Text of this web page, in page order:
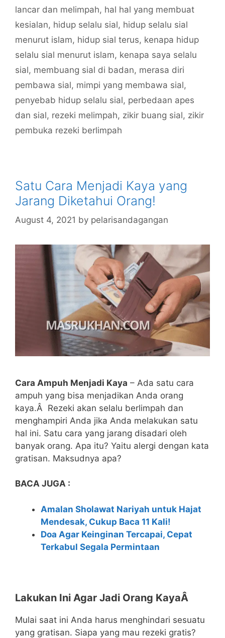
lancar dan melimpah, hal hal yang membuat
kesialan, hidup selalu sial, hidup selalu sial
menurut islam, hidup sial terus, kenapa hidup
selalu sial menurut islam, kenapa saya selalu
sial, membuang sial di badan, merasa diri
pembawa sial, mimpi yang membawa sial,
penyebab hidup selalu sial, perbedaan apes
dan sial, rezeki melimpah, zikir buang sial, zikir
pembuka rezeki berlimpah
Satu Cara Menjadi Kaya yang
Jarang Diketahui Orang!
August 4, 2021 by pelarisandagangan
Cara Ampuh Menjadi Kaya – Ada satu cara
ampuh yang bisa menjadikan Anda orang
kaya.Â Rezeki akan selalu berlimpah dan
menghampiri Anda jika Anda melakukan satu
hal ini. Satu cara yang jarang disadari oleh
banyak orang. Apa itu? Yaitu alergi dengan kata
gratisan. Maksudnya apa?
BACA JUGA :
Amalan Sholawat Nariyah untuk Hajat
Mendesak, Cukup Baca 11 Kali!
Doa Agar Keinginan Tercapai, Cepat
Terkabul Segala Permintaan
Lakukan Ini Agar Jadi Orang KayaÂ
Mulai saat ini Anda harus menghindari sesuatu
yang gratisan. Siapa yang mau rezeki gratis?